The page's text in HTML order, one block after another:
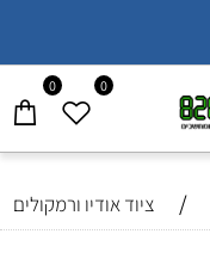
0 0
/ ציוד אודיו ורמקולים